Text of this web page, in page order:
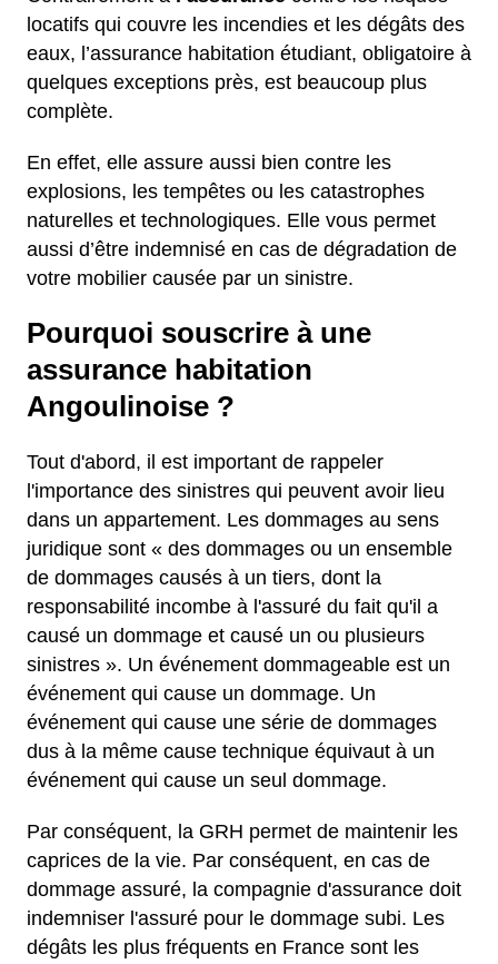
locatifs qui couvre les incendies et les dégâts des
eaux, l’assurance habitation étudiant, obligatoire à
quelques exceptions près, est beaucoup plus
complète.
En effet, elle assure aussi bien contre les
explosions, les tempêtes ou les catastrophes
naturelles et technologiques. Elle vous permet
aussi d’être indemnisé en cas de dégradation de
votre mobilier causée par un sinistre.
Pourquoi souscrire à une
assurance habitation
Angoulinoise ?
Tout d'abord, il est important de rappeler
l'importance des sinistres qui peuvent avoir lieu
dans un appartement. Les dommages au sens
juridique sont « des dommages ou un ensemble
de dommages causés à un tiers, dont la
responsabilité incombe à l'assuré du fait qu'il a
causé un dommage et causé un ou plusieurs
sinistres ». Un événement dommageable est un
événement qui cause un dommage. Un
événement qui cause une série de dommages
dus à la même cause technique équivaut à un
événement qui cause un seul dommage.
Par conséquent, la GRH permet de maintenir les
caprices de la vie. Par conséquent, en cas de
dommage assuré, la compagnie d'assurance doit
indemniser l'assuré pour le dommage subi. Les
dégâts les plus fréquents en France sont les